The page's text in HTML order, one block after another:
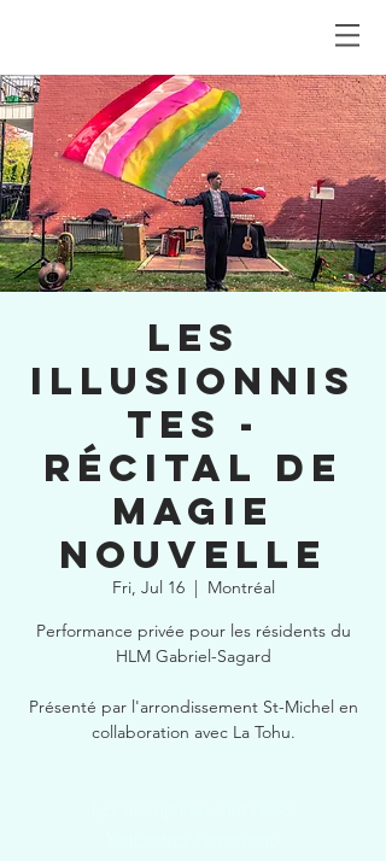
LES
ILLUSIONNIS
TES -
récital de
magie
nouvelle
Fri, Jul 16
  |
Montréal
Performance privée pour les résidents du
HLM Gabriel-Sagard
Présenté par l'arrondissement St-Michel en
collaboration avec La Tohu.